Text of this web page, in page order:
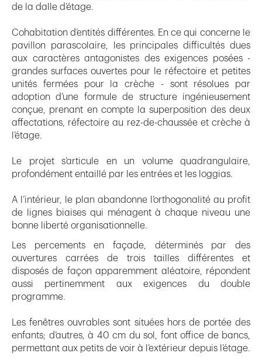
de la dalle d’étage.
Cohabitation d’entités différentes. En ce qui concerne le
pavillon parascolaire, les principales difficultés dues
aux caractères antagonistes des exigences posées -
grandes surfaces ouvertes pour le réfectoire et petites
unités fermées pour la crèche - sont résolues par
adoption d’une formule de structure ingénieusement
conçue, prenant en compte la superposition des deux
affectations, réfectoire au rez-de-chaussée et crèche à
l’étage.
Le projet s’articule en un volume quadrangulaire,
profondément entaillé par les entrées et les loggias.
A l’intérieur, le plan abandonne l’orthogonalité au profit
de lignes biaises qui ménagent à chaque niveau une
bonne liberté organisationnelle.
Les percements en façade, déterminés par des
ouvertures carrées de trois tailles différentes et
disposés de façon apparemment aléatoire, répondent
aussi pertinemment aux exigences du double
programme.
Les fenêtres ouvrables sont situées hors de portée des
enfants; d’autres, à 40 cm du sol, font office de bancs,
permettant aux petits de voir à l’extérieur depuis l’étage.